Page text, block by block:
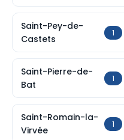
Saint-Pey-de-
Castets
1
Saint-Pierre-de-
Bat
1
Saint-Romain-la-
Virvée
1